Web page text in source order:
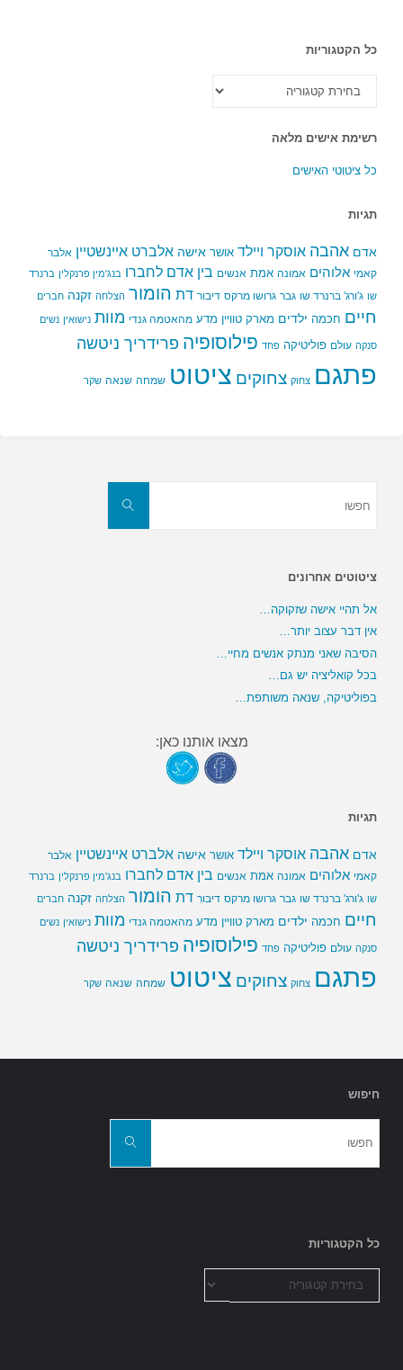
כל הקטגוריות
הקטגוריות
רשימת אישים מלאה
כל ציטוטי האישים
תגיות
אדם אהבה אוסקר ויילד אושר אישה אלברט איינשטיין אלבר
קאמי אלוהים אמונה אמת אנשים בין אדם לחברו בנג'מין פרנקלין ברנרד
שו ג'ורג' ברנרד שו גבר גרושו מרקס דיבור דת הומור הצלחה זקנה חברים
חיים חכמה ילדים מארק טוויין מדע מהאטמה גנדי מוות נישואין נשים
סנקה עולם פוליטיקה פחד פילוסופיה פרידריך ניטשה
פתגם צחוק צחוקים ציטוט שמחה שנאה שקר
חפשו
ציטוטים אחרונים
אל תהיי אישה שזקוקה…
אין דבר עצוב יותר…
הסיבה שאני מנתק אנשים מחיי…
בכל קואליציה יש גם…
בפוליטיקה, שנאה משותפת…
מצאו אותנו כאן:
תגיות
אדם אהבה אוסקר ויילד אושר אישה אלברט איינשטיין אלבר
קאמי אלוהים אמונה אמת אנשים בין אדם לחברו בנג'מין פרנקלין ברנרד
שו ג'ורג' ברנרד שו גבר גרושו מרקס דיבור דת הומור הצלחה זקנה חברים
חיים חכמה ילדים מארק טוויין מדע מהאטמה גנדי מוות נישואין נשים
סנקה עולם פוליטיקה פחד פילוסופיה פרידריך ניטשה
פתגם צחוק צחוקים ציטוט שמחה שנאה שקר
חיפוש
חפשו
כל הקטגוריות
הקטגוריות